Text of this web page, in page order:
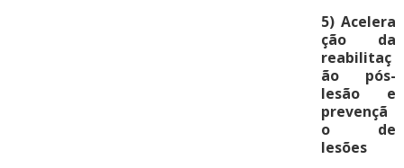
5) Acelera
ção da
reabilitaç
ão pós-
lesão e
prevençã
o de
lesões